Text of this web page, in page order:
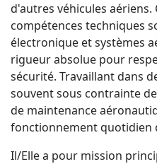
d'autres véhicules
compétences techniques
électronique et systèmes
rigueur absolue pour
sécurité. Travaillant dans
souvent sous contrainte
de maintenance
fonctionnement quotidien
Il/Elle a pour mission